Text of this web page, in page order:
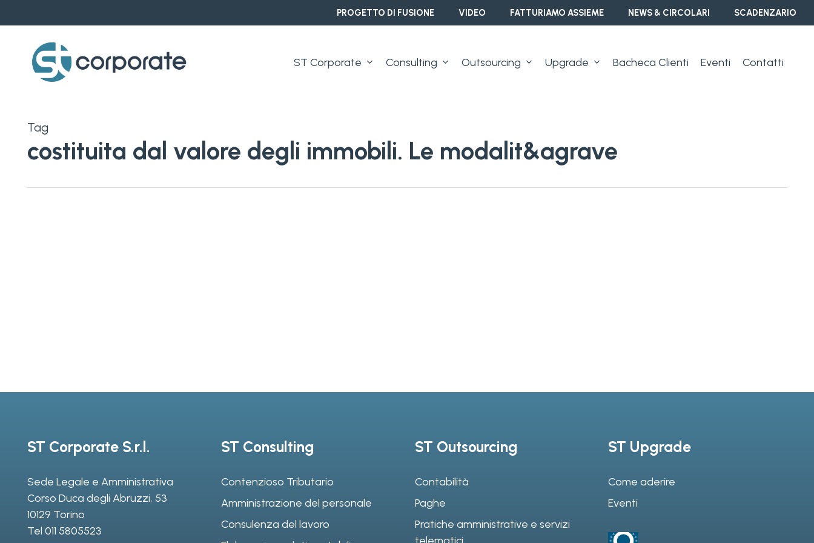
to
content
PROGETTO DI FUSIONE VIDEO FATTURIAMO ASSIEME NEWS & CIRCOLARI SCADENZARIO
ST Corporate Consulting Outsourcing Upgrade Bacheca Clienti Eventi Contatti
Tag
costituita dal valore degli immobili. Le modalit&agrave
ST Corporate S.r.l.
Sede Legale e Amministrativa
Corso Duca degli Abruzzi, 53
10129 Torino
Tel 011 5805523
ST Consulting
Contenzioso Tributario
Amministrazione del personale
Consulenza del lavoro
ST Outsourcing
Contabilità
Paghe
Pratiche amministrative e servizi
ST Upgrade
Come aderire
Eventi